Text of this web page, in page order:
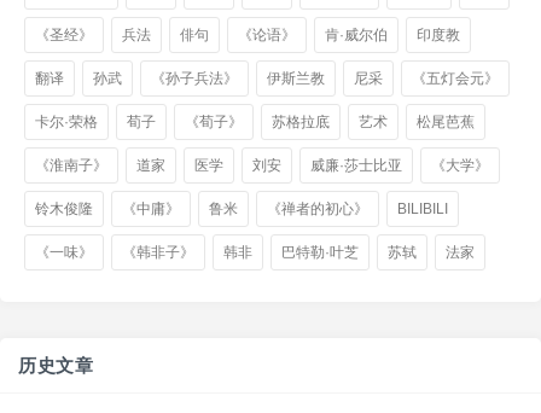
《圣经》 兵法 俳句 《论语》 肯·威尔伯 印度教
翻译 孙武 《孙子兵法》 伊斯兰教 尼采 《五灯会元》
卡尔·荣格 荀子 《荀子》 苏格拉底 艺术 松尾芭蕉
《淮南子》 道家 医学 刘安 威廉·莎士比亚 《大学》
铃木俊隆 《中庸》 鲁米 《禅者的初心》 BILIBILI
《一味》 《韩非子》 韩非 巴特勒·叶芝 苏轼 法家
历史文章